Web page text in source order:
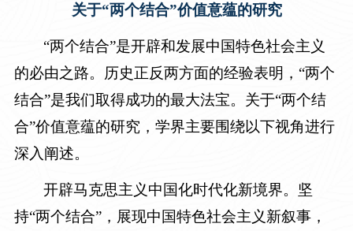
关于“两个结合”价值意蕴的研究
“两个结合”是开辟和发展中国特色社会主义
的必由之路。历史正反两方面的经验表明，“两个
结合”是我们取得成功的最大法宝。关于“两个结
合”价值意蕴的研究，学界主要围绕以下视角进行
深入阐述。
开辟马克思主义中国化时代化新境界。坚
持“两个结合”，展现中国特色社会主义新叙事，